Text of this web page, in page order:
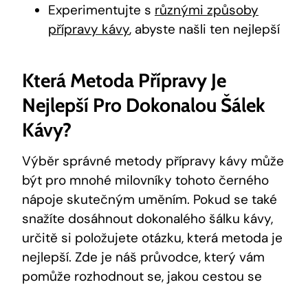
Experimentujte s různými způsoby
přípravy kávy, abyste našli ten nejlepší
Která Metoda Přípravy Je
Nejlepší Pro Dokonalou Šálek
Kávy?
Výběr správné metody přípravy kávy může
být pro mnohé milovníky tohoto černého
nápoje skutečným uměním. Pokud se také
snažíte dosáhnout dokonalého šálku kávy,
určitě si položujete otázku, která metoda je
nejlepší. Zde je náš průvodce, který vám
pomůže rozhodnout se, jakou cestou se